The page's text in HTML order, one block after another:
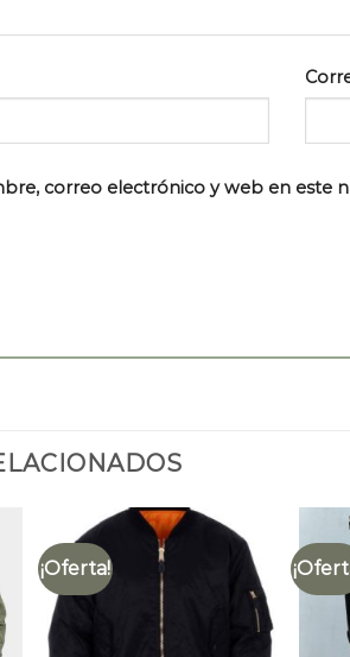
correo electrónico y web en este
¡Oferta!